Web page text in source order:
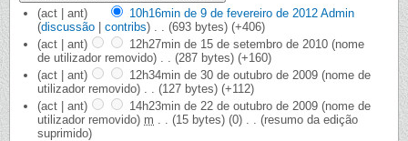
(act | ant) 10h16min de 9 de fevereiro de 2012 Admin
(discussão | contribs) (693 bytes) (+406)
(act | ant)
12h27min de 15 de setembro de 2010 (nome
de utilizador removido)
(287 bytes) (+160)
(act | ant)
12h34min de 30 de outubro de 2009 (nome de
utilizador removido)
(127 bytes) (+112)
(act | ant)
14h23min de 22 de outubro de 2009 (nome de
utilizador removido) m (15 bytes) (0)
(resumo da edição
suprimido)